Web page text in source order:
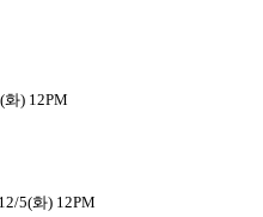
화) 12PM
5(화) 12PM